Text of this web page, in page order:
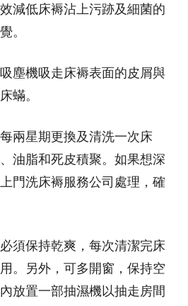
減低床褥沾上污跡及細菌的
。
塵機吸走床褥表面的皮屑與
蟎。
兩星期更換及清洗一次床
油脂和死皮積聚。如果想深
門洗床褥服務公司處理，確
須保持乾爽，每次清潔完床
。另外，可多開窗，保持空
放置一部抽濕機以抽走房間